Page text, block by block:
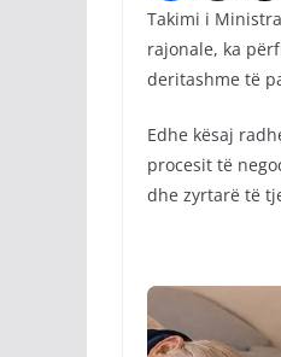
Takimi i
rajonale, ka
deritashme të
Edhe kësaj
procesit të
dhe zyrtarë të